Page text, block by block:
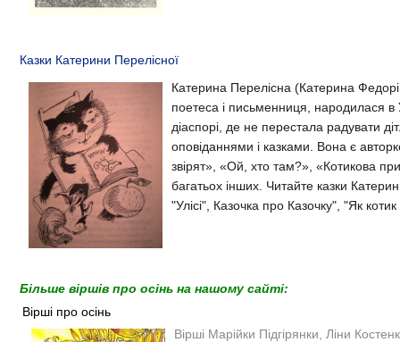
Казки Катерини Перелісної
Катерина Перелісна (Катерина
поетеса і письменниця, народилася в
діаспорі, де не перестала радувати
оповіданнями і казками. Вона є
звірят», «Ой, хто там?», «Котикова
багатьох інших. Читайте казки
"Улісі", Казочка про Казочку", "Як
Більше віршів про осінь на нашому сайті:
Вірші про осінь
Вірші Марійки Підгірянки, Ліни